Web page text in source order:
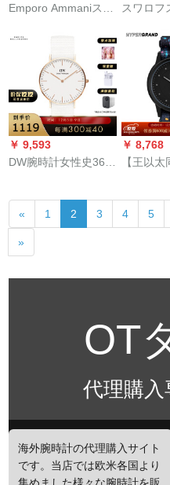
Emporo Ammaniスネ
型バラゴの全国共同
保证休暇は10日间の
星シリズ11266で
す。
スワロフ
ルブレッ
リープ女
5470415
￥ 9,593
DW腕時計女性史36
ッチ白盤白ニニDW
0000000009
￥ 8,768
【王以太
ュージョ
ージョン
« 1 2 3 4 5
»
OT
代理購入
海外腕時計の代理購入サイト
です。当店では欧米各国より